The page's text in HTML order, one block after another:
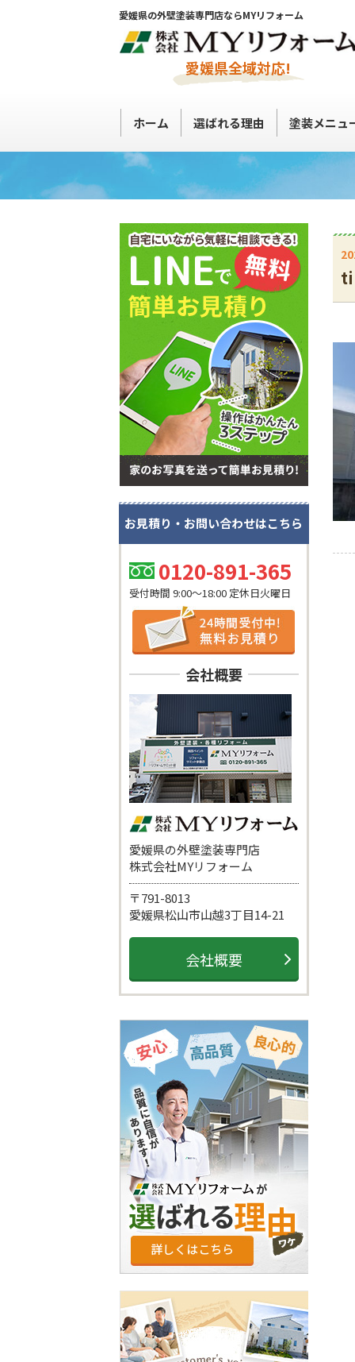
愛媛県の外壁塗装専門店ならMYリフォーム
愛媛県全域対応!
ホーム 選ばれる理由 塗装メニュ
お見積り・お問い合わせはこちら
0120-891-365
受付時間 9:00～18:00 定休日火曜日
会社概要
愛媛県の外壁塗装専門店
株式会社MYリフォーム
〒791-8013
愛媛県松山市山越3丁目14-21
会社概要